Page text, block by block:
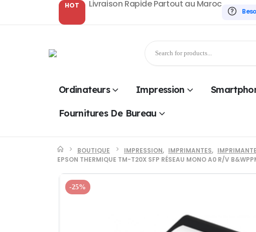
HOT Livraison Rapide Partout au Maroc
Ordinateurs Impression
Fournitures De Bureau
BOUTIQUE IMPRESSION, IMPRIMANTES,
EPSON THERMIQUE TM-T20X SFP RÉSEAU MONO A0 R/V
-25%